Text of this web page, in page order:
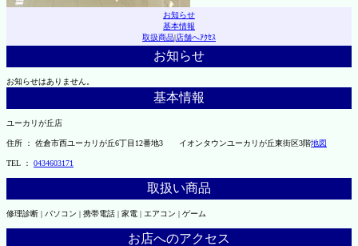
お知らせ
基本情報
取扱商品|店舗へｱｸｾｽ
お知らせ
お知らせはありません。
基本情報
ユーカリが丘店
住所 ： 佐倉市西ユーカリが丘6丁目12番地3 イオンタウンユーカリが丘東街区3階地図
TEL ： 0434603171
取扱い商品
修理診断 | パソコン | 携帯電話 | 家電 | エアコン | ゲーム
お店へのアクセス